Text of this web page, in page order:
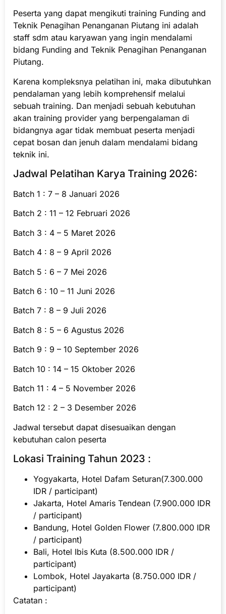
Peserta yang dapat mengikuti training Funding and
Teknik Penagihan Penanganan Piutang ini adalah
staff sdm atau karyawan yang ingin mendalami
bidang Funding and Teknik Penagihan Penanganan
Piutang.
Karena kompleksnya pelatihan ini, maka dibutuhkan
pendalaman yang lebih komprehensif melalui
sebuah training. Dan menjadi sebuah kebutuhan
akan training provider yang berpengalaman di
bidangnya agar tidak membuat peserta menjadi
cepat bosan dan jenuh dalam mendalami bidang
teknik ini.
Jadwal Pelatihan Karya Training 2026:
Batch 1 : 7 – 8 Januari 2026
Batch 2 : 11 – 12 Februari 2026
Batch 3 : 4 – 5 Maret 2026
Batch 4 : 8 – 9 April 2026
Batch 5 : 6 – 7 Mei 2026
Batch 6 : 10 – 11 Juni 2026
Batch 7 : 8 – 9 Juli 2026
Batch 8 : 5 – 6 Agustus 2026
Batch 9 : 9 – 10 September 2026
Batch 10 : 14 – 15 Oktober 2026
Batch 11 : 4 – 5 November 2026
Batch 12 : 2 – 3 Desember 2026
Jadwal tersebut dapat disesuaikan dengan
kebutuhan calon peserta
Lokasi Training Tahun 2023 :
Yogyakarta, Hotel Dafam Seturan(7.300.000
IDR / participant)
Jakarta, Hotel Amaris Tendean (7.900.000 IDR
/ participant)
Bandung, Hotel Golden Flower (7.800.000 IDR
/ participant)
Bali, Hotel Ibis Kuta (8.500.000 IDR /
participant)
Lombok, Hotel Jayakarta (8.750.000 IDR /
participant)
Catatan :